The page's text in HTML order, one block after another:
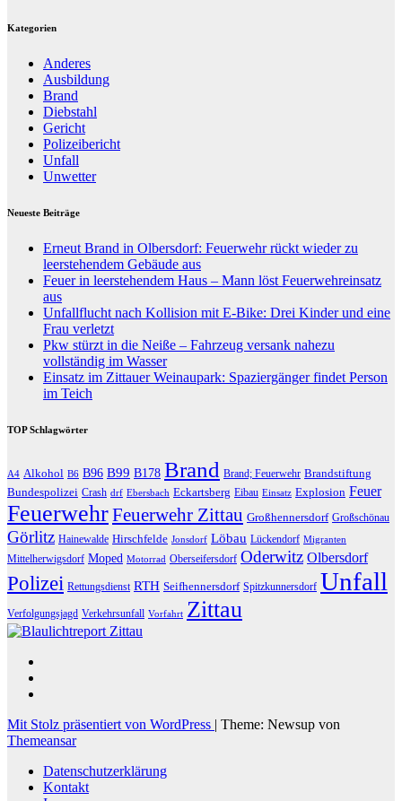
Kategorien
Anderes
Ausbildung
Brand
Diebstahl
Gericht
Polizeibericht
Unfall
Unwetter
Neueste Beiträge
Erneut Brand in Olbersdorf: Feuerwehr rückt wieder zu
leerstehendem Gebäude aus
Feuer in leerstehendem Haus – Mann löst Feuerwehreinsatz
aus
Unfallflucht nach Kollision mit E-Bike: Drei Kinder und eine
Frau verletzt
Pkw stürzt in die Neiße – Fahrzeug versank nahezu
vollständig im Wasser
Einsatz im Zittauer Weinaupark: Spaziergänger findet Person
im Teich
TOP Schlagwörter
A4 Alkohol B6 B96 B99 B178 Brand Brand; Feuerwehr Brandstiftung
Bundespolizei Crash drf Ebersbach Eckartsberg Eibau Einsatz Explosion Feuer
FeuerwehrFeuerwehr Zittau Großhennersdorf Großschönau
Görlitz Hainewalde Hirschfelde Jonsdorf Löbau Lückendorf Migranten
Mittelherwigsdorf Moped Motorrad Oberseifersdorf Oderwitz Olbersdorf
Polizei Rettungsdienst RTH Seifhennersdorf Spitzkunnersdorf Unfall
Verfolgungsjagd Verkehrsunfall Vorfahrt Zittau
Mit Stolz präsentiert von WordPress | Theme: Newsup von
Themeansar
Datenschutzerklärung
Kontakt